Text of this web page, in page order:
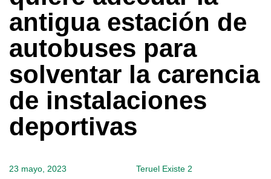
antigua estación de
autobuses para
solventar la carencia
de instalaciones
deportivas
Teruel Existe 2
23 mayo, 2023